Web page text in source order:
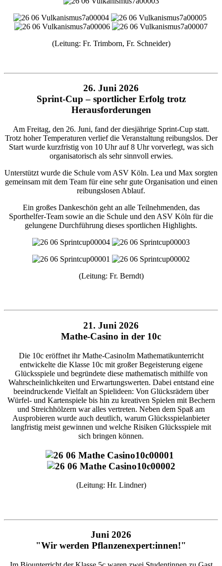
(Leitung: Fr. Trimborn, Fr. Schneider)
26. Juni 2026
Sprint-Cup – sportlicher Erfolg trotz
Herausforderungen
Am Freitag, den 26. Juni, fand der diesjährige Sprint-Cup statt.
Trotz hoher Temperaturen verlief die Veranstaltung reibungslos. Der
Start wurde kurzfristig von 10 Uhr auf 8 Uhr vorverlegt, was sich
organisatorisch als sehr sinnvoll erwies.
Unterstützt wurde die Schule vom ASV Köln. Lea und Max sorgten
gemeinsam mit dem Team für eine sehr gute Organisation und einen
reibungslosen Ablauf.
Ein großes Dankeschön geht an alle Teilnehmenden, das
Sporthelfer-Team sowie an die Schule und den ASV Köln für die
gelungene Durchführung dieses sportlichen Highlights.
(Leitung: Fr. Berndt)
21. Juni 2026
Mathe-Casino in der 10c
Die 10c eröffnet ihr Mathe-CasinoIm Mathematikunterricht
entwickelte die Klasse 10c mit großer Begeisterung eigene
Glücksspiele und begründete diese mathematisch mithilfe von
Wahrscheinlichkeiten und Erwartungswerten. Dabei entstand eine
beeindruckende Vielfalt an Spielideen: Von Glücksrädern über
Würfel- und Kartenspiele bis hin zu kreativen Spielen mit Bechern
und Streichhölzern war alles vertreten. Neben dem Spaß am
Ausprobieren wurde auch deutlich, warum Glücksspielanbieter
langfristig meist gewinnen und welche Risiken Glücksspiele mit
sich bringen können.
(Leitung: Hr. Lindner)
Juni 2026
"Wir werden Pflanzenexpert:innen!"